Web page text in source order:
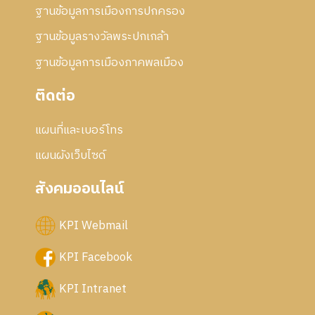
ฐานข้อมูลการเมืองการปกครอง
ฐานข้อมูลรางวัลพระปกเกล้า
ฐานข้อมูลการเมืองภาคพลเมือง
ติดต่อ
แผนที่และเบอร์โทร
แผนผังเว็บไซด์
สังคมออนไลน์
KPI Webmail
KPI Facebook
KPI Intranet